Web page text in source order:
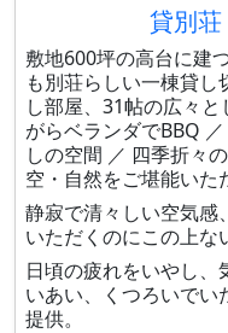
貸別
敷地600坪の高台に建
も別荘らしい一棟貸し
し部屋、31帖の広々
がらベランダでBBQ
しの空間 ／ 四季折々
空・自然をご堪能いた
静寂で清々しい空気感
いただくのにこの上な
日頃の疲れをいやし
いあい、くつろいでい
提供。